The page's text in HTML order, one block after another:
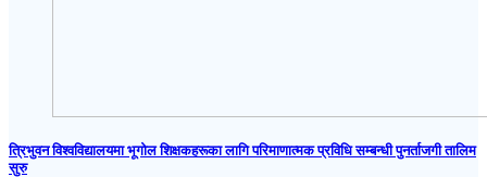
त्रिभुवन विश्वविद्यालयमा भूगोल शिक्षकहरूका लागि परिमाणात्मक प्रविधि सम्बन्धी पुनर्ताजगी तालिम
सुरु